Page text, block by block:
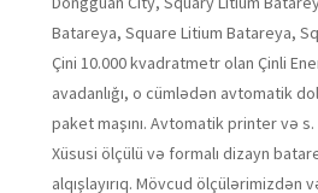
Batareya, Square Litium Batareya,
Çini 10.000 kvadratmetr olan Çinli
avadanlığı, o cümlədən avtomatik
paket maşını. Avtomatik printer və s.
Xüsusi ölçülü və formalı dizayn
alqışlayırıq. Mövcud ölçülərimizdən